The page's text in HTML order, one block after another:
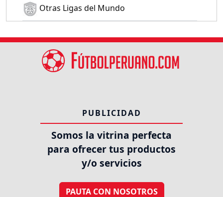
Otras Ligas del Mundo
PUBLICIDAD
Somos la vitrina perfecta
para ofrecer tus productos
y/o servicios
PAUTA CON NOSOTROS